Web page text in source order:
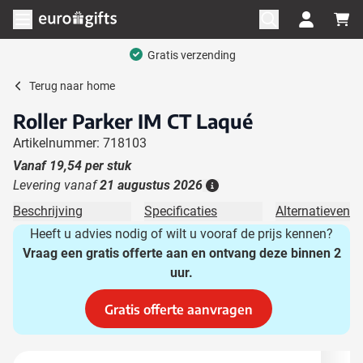
Ga naar de inhoud
Menu openen
Gratis verzending
Terug naar home
Roller Parker IM CT Laqué
Artikelnummer: 718103
Vanaf 19,54 per stuk
Levering vanaf21 augustus 2026
Beschrijving Specificaties
Alternatieven
Heeft u advies nodig of wilt u vooraf de prijs kennen?
Vraag een gratis offerte aan en ontvang deze binnen 2
uur.
Gratis offerte aanvragen